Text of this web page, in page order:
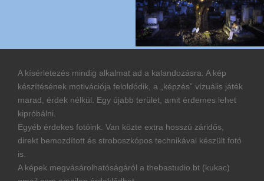
A kísérletezés mindig alkalmat ad a kalandozásra. A kép
készítésének motivációja feloldódik, a „képzés” vízuális játék
marad, érdek nélkül. Egy újabb terület, amit érdemes lehet
kipróbálni.
Egyéb érdekes fotóink. Van közte extra hosszú záridős,
direkt bemozdított és stroboszkópos technikával készült fotó
is.
A képek megvásárolhatóságáról a thebastudio.bt (kukac)